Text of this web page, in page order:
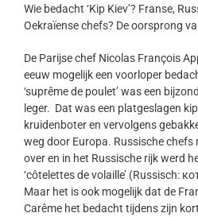
Wie bedacht ‘Kip Kiev’? Franse,
Oekraïense chefs? De oorsprong
De Parijse chef Nicolas François
eeuw mogelijk een voorloper
‘suprême de poulet’ was een
leger. Dat was een platgeslagen
kruidenboter en vervolgens
weg door Europa. Russische chefs
over en in het Russische rijk werd
‘côtelettes de volaille’ (Russisch:
Maar het is ook mogelijk dat de
Carême het bedacht tijdens zijn